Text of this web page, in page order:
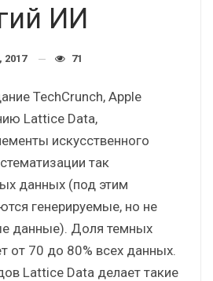
ИИ
2017 71
TechCrunch, Apple
Lattice Data,
искусственного
так
данных (под этим
генерируемые, но не
данные). Доля темных
от 70 до 80% всех данных.
Lattice Data делает такие